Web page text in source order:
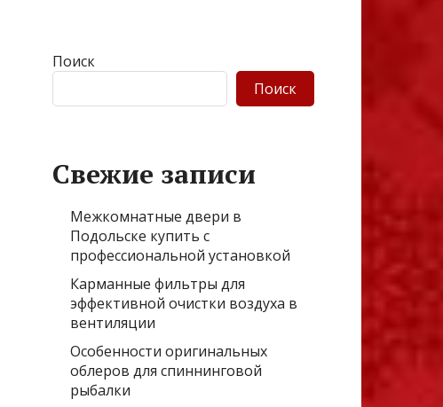
Поиск
Поиск
Свежие записи
Межкомнатные двери в
Подольске купить с
профессиональной установкой
Карманные фильтры для
эффективной очистки воздуха в
вентиляции
Особенности оригинальных
облеров для спиннинговой
рыбалки